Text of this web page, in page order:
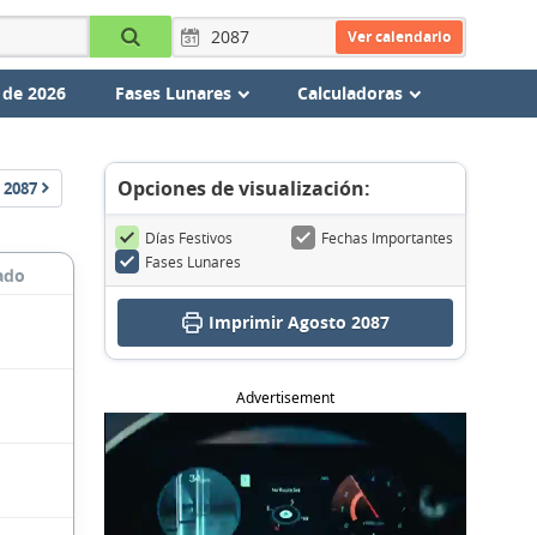
Ver calendario
2026 Fases Lunares Calculadoras
2087 Opciones de visualización:
Días Festivos
Fechas Importantes
Fases Lunares
Imprimir Agosto 2087
Advertisement